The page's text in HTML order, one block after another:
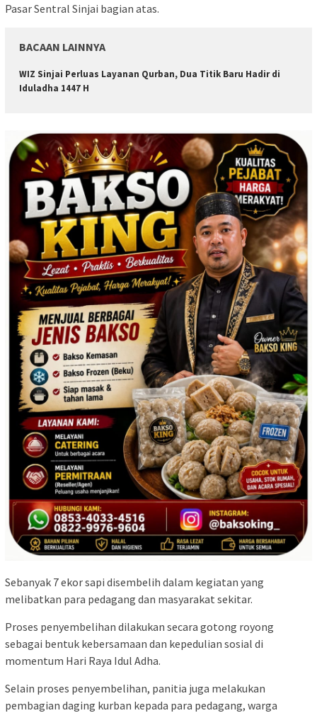
Pasar Sentral Sinjai bagian atas.
BACAAN LAINNYA
WIZ Sinjai Perluas Layanan Qurban, Dua Titik Baru Hadir di
Iduladha 1447 H
Sebanyak 7 ekor sapi disembelih dalam kegiatan yang
melibatkan para pedagang dan masyarakat sekitar.
Proses penyembelihan dilakukan secara gotong royong
sebagai bentuk kebersamaan dan kepedulian sosial di
momentum Hari Raya Idul Adha.
Selain proses penyembelihan, panitia juga melakukan
pembagian daging kurban kepada para pedagang, warga